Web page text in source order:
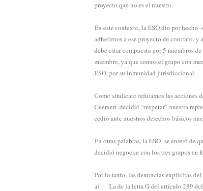
proyecto que no es el nuestro.
En este contexto, la ESO dio por hecho
adherirnos a ese proyecto de contrato,
debe estar compuesta por 5 miembros
miembro, ya que somos el grupo con
ESO, por su inmunidad jurisdiccional.
Como sindicato refutamos las acciones
Geeraert, decidió “respetar” nuestra
cedió ante nuestros derechos básicos
En otras palabras, la ESO se enteró de
decidió negociar con los tres grupos en
Por lo tanto, las denuncias explícitas
a)
La de la letra G del artículo 289